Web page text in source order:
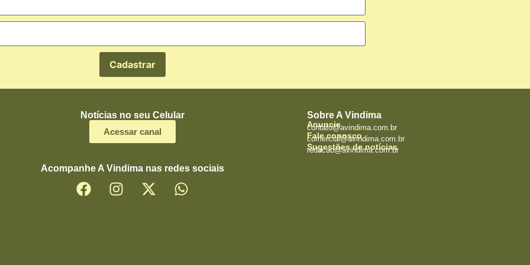
Notícias no seu Celular
Acessar canal
Acompanhe A Vindima nas redes sociais
Sobre A Vindima
Anuncie
contato@avindima.com.br
Fale conosco
comercial@avindima.com.br
Sugestões de notícias
redacao@avindima.com.br